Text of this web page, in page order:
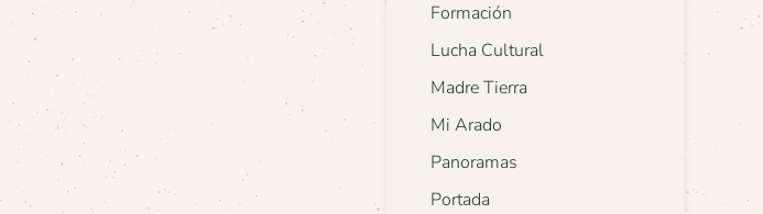
Formación
Lucha Cultural
Madre Tierra
Mi Arado
Panoramas
Portada